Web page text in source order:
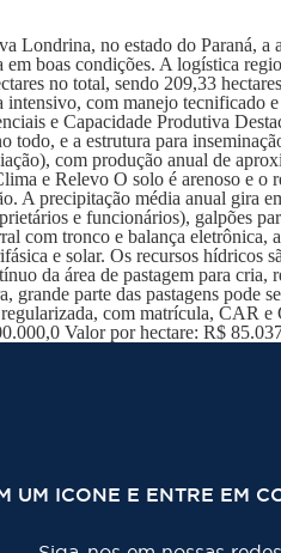
Londrina, no estado do Paraná, a
boas condições. A logística
no total, sendo 209,33
intensivo, com manejo tecnificado
e Capacidade Produtiva
todo, e a estrutura para
com produção anual de
e Relevo O solo é arenoso e o
A precipitação média anual gira
e funcionários), galpões
com tronco e balança eletrônica,
e solar. Os recursos hídricos
da área de pastagem para cria,
parte das pastagens pode
com matrícula, CAR
Valor por hectare: R$
UM ICONE E ENTRE EM